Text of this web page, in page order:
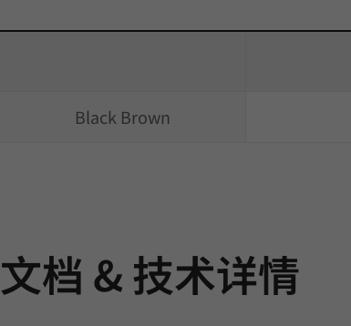
Black Brown
文档 & 技术详情